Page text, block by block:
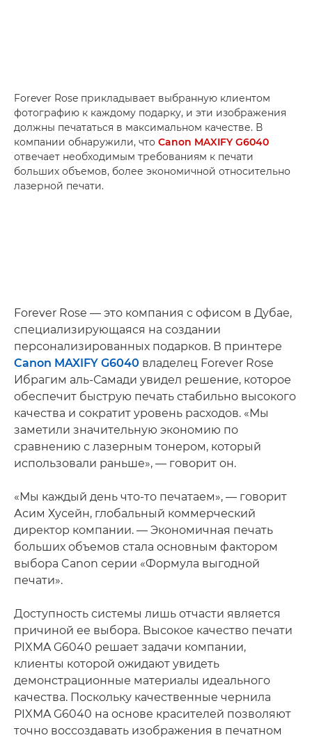
Forever Rose прикладывает выбранную клиентом
фотографию к каждому подарку, и эти изображения
должны печататься в максимальном качестве. В
компании обнаружили, что Canon MAXIFY G6040
отвечает необходимым требованиям к печати
больших объемов, более экономичной относительно
лазерной печати.
Forever Rose — это компания с офисом в Дубае,
специализирующаяся на создании
персонализированных подарков. В принтере
Canon MAXIFY G6040 владелец Forever Rose
Ибрагим аль-Самади увидел решение, которое
обеспечит быструю печать стабильно высокого
качества и сократит уровень расходов. «Мы
заметили значительную экономию по
сравнению с лазерным тонером, который
использовали раньше», — говорит он.
«Мы каждый день что-то печатаем», — говорит
Асим Хусейн, глобальный коммерческий
директор компании. — Экономичная печать
больших объемов стала основным фактором
выбора Canon серии «Формула выгодной
печати».
Доступность системы лишь отчасти является
причиной ее выбора. Высокое качество печати
PIXMA G6040 решает задачи компании,
клиенты которой ожидают увидеть
демонстрационные материалы идеального
качества. Поскольку качественные чернила
PIXMA G6040 на основе красителей позволяют
точно воссоздавать изображения в печатном